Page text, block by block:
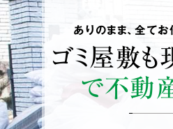
ありのまま、全てお
ゴミ屋敷も
で不動